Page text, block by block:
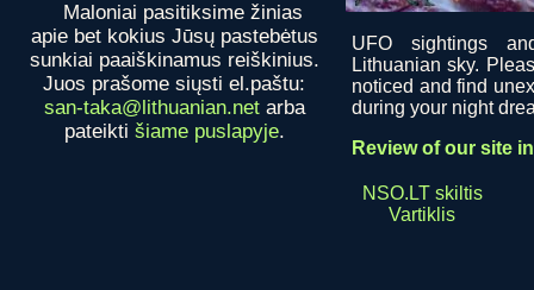
Maloniai pasitiksime žinias
apie bet kokius Jūsų pastebėtus
sunkiai paaiškinamus reiškinius.
Juos prašome siųsti el.paštu:
san-taka@lithuanian.netarba
pateikti šiame puslapyje.
UFO sightings
Lithuanian sky.
noticed and find
during your night
Review of our site
NSO.LT skiltis
Vartiklis